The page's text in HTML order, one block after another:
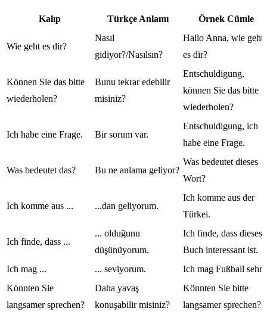
Kalıp Türkçe Anlamı Örnek Cümle
Wie geht es dir?
Nasıl
gidiyor?/Nasılsın?
Hallo Anna, wie geht
es dir?
Können Sie das bitte
wiederholen?
Bunu tekrar edebilir
misiniz?
Entschuldigung,
können Sie das bitte
wiederholen?
Ich habe eine Frage. Bir sorum var.
Entschuldigung, ich
habe eine Frage.
Was bedeutet das? Bu ne anlama geliyor?
Was bedeutet dieses
Wort?
Ich komme aus ... ...dan geliyorum.
Ich komme aus der
Türkei.
Ich finde, dass ...
... olduğunu
düşünüyorum.
Ich finde, dass dieses
Buch interessant ist.
Ich mag ...
... seviyorum.
Ich mag Fußball sehr.
Könnten Sie
langsamer sprechen?
Daha yavaş
konuşabilir misiniz?
Könnten Sie bitte
langsamer sprechen?